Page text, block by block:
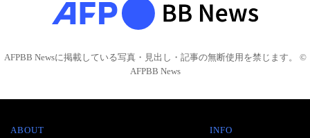
AFPBB Newsに掲載している写真・見出し・記事の無断使用を禁じます。 ©
AFPBB News
ABOUT INFO